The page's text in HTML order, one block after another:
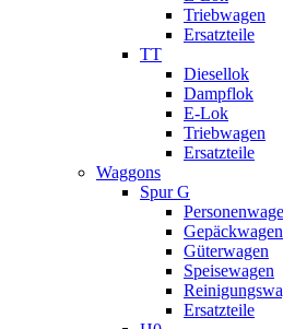
Triebwagen
Ersatzteile
TT
Diesellok
Dampflok
E-Lok
Triebwagen
Ersatzteile
Waggons
Spur G
Gepäckwagen
Güterwagen
Speisewagen
Ersatzteile